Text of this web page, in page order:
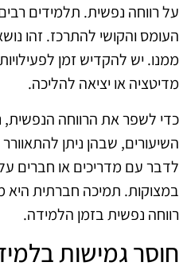
על רווחה נפשית. תלמידים
העומס והקושי להתרכז. זהו
ממנו. יש להקדיש זמן
מדיטציה או יציאה להליכה.
כדי לשפר את הרווחה
השיעורים, שבהן ניתן
לדבר עם מדריכים או חברים
במצוקות. תמיכה חברתית היא
רווחה נפשית בזמן הלמידה.
חוסר גמישות